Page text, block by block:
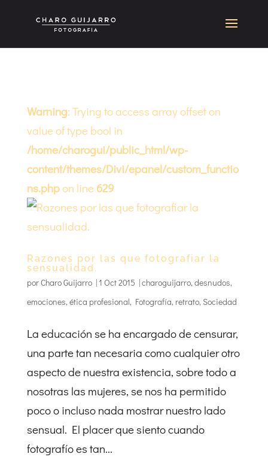
Warning: Trying to access array offset on
value of type bool in
/home/charogui/public_html/wp-
content/themes/Divi/epanel/custom_functio
ns.phpon line 629
Razones por las que fotografiar la
sensualidad.
porCharo Guijarro|1 Oct 2015 |charoguijarro,desnudos,
emociones,ética profesional, Fotografía, retrato, Sociedad
La educación se ha encargado de censurar,
una parte tan necesaria como cualquier otro
aspecto de nuestra existencia, sobre todo a
nosotras las mujeres, se nos ha permitido
poco o incluso nada mostrar nuestro lado
sensual. El placer que siento cuando
fotografío es tan...